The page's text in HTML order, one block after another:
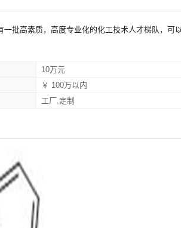
批高素质，高度专业化的化工技术人才梯队，可
10万元
￥ 100万以内
工厂,定制